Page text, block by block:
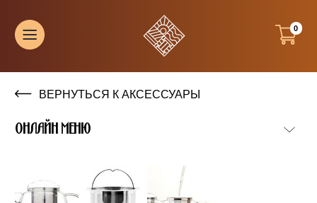
0
ВЕРНУТЬСЯ К АКСЕССУАРЫ
ОНЛАЙН МЕНЮ